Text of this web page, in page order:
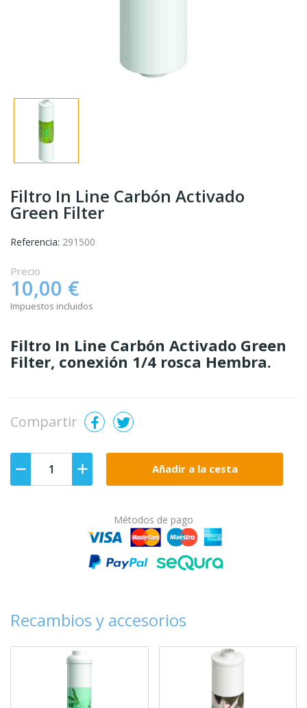
Filtro In Line Carbón Activado
Green Filter
Referencia: 291500
Precio
10,00 €
Impuestos incluidos
Filtro In Line Carbón Activado Green
Filter, conexión 1/4 rosca Hembra.
Compartir
Añadir a la cesta
Métodos de pago
Recambios y accesorios